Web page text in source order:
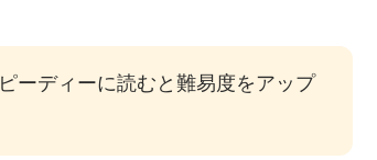
ーディーに読むと難易度をアップ